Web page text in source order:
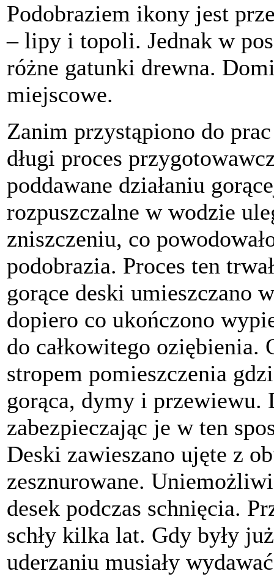
Podobraziem ikony jest
– lipy i topoli. Jednak w
różne gatunki drewna.
miejscowe.
Zanim przystąpiono do
długi proces
poddawane działaniu
rozpuszczalne w wodzie
zniszczeniu, co
podobrazia. Proces ten
gorące deski umieszczano
dopiero co ukończono
do całkowitego oziębienia.
stropem pomieszczenia
gorąca, dymy i przewiewu.
zabezpieczając je w ten
Deski zawieszano ujęte z
zesznurowane.
desek podczas schnięcia.
schły kilka lat. Gdy były
uderzaniu musiały